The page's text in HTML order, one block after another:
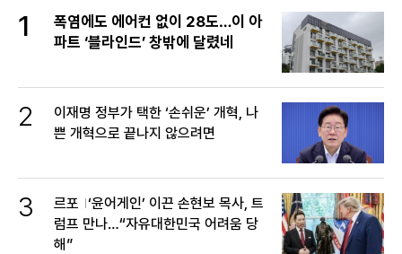
1
폭염에도 에어컨 없이 28도…이 아
파트 ‘블라인드’ 창밖에 달렸네
2
이재명 정부가 택한 ‘손쉬운’ 개혁, 나
쁜 개혁으로 끝나지 않으려면
3 르포 ‘윤어게인’ 이끈 손현보 목사, 트
럼프 만나…“자유대한민국 어려움 당
해”